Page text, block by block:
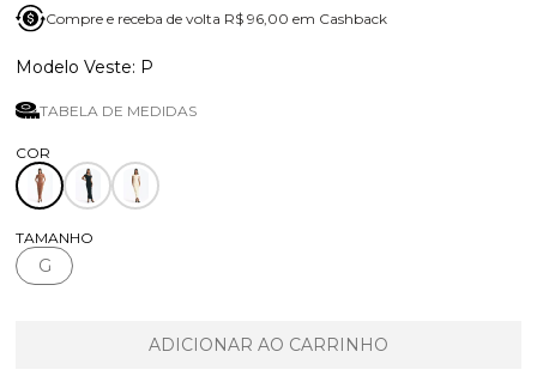
Compre e receba de volta R$ 96,00 em Cashback
P
TABELA DE MEDIDAS
TAMANHO
G
ADICIONAR AO CARRINHO